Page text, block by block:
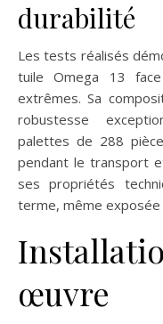
durabilité
Les tests réalisés
tuile Omega 13
extrêmes. Sa
robustesse
palettes de 288
pendant le transport
ses propriétés
terme, même exposée
œuvre